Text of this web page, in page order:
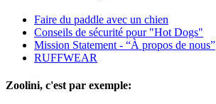
Faire du paddle avec un chien
Conseils de sécurité pour "Hot Dogs"
Mission Statement - “À propos de nous”
RUFFWEAR
Zoolini, c'est par exemple: